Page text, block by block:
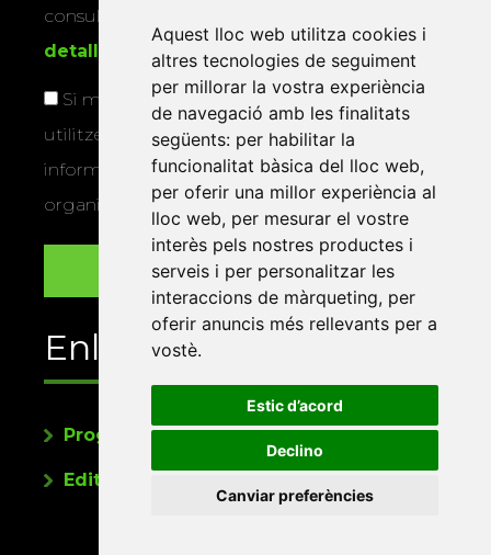
Aquest lloc web utilitza cookies i
altres tecnologies de seguiment
per millorar la vostra experiència
de navegació amb les finalitats
següents: per habilitar la
funcionalitat bàsica del lloc web,
per oferir una millor experiència al
lloc web, per mesurar el vostre
interès pels nostres productes i
serveis i per personalitzar les
interaccions de màrqueting, per
oferir anuncis més rellevants per a
vostè.
Estic d’acord
Declino
Canviar preferències
consultar la
detallada sobre protecció de dades
Si marqueu aquesta casella, consentiu que
utilitzem les vostres dades per a enviar-vos
informació sobre els actes i activitats que
organitza la Xarxa Vives.
Enllaços
Programa de publicacions
Editorials universitàries a Twitter